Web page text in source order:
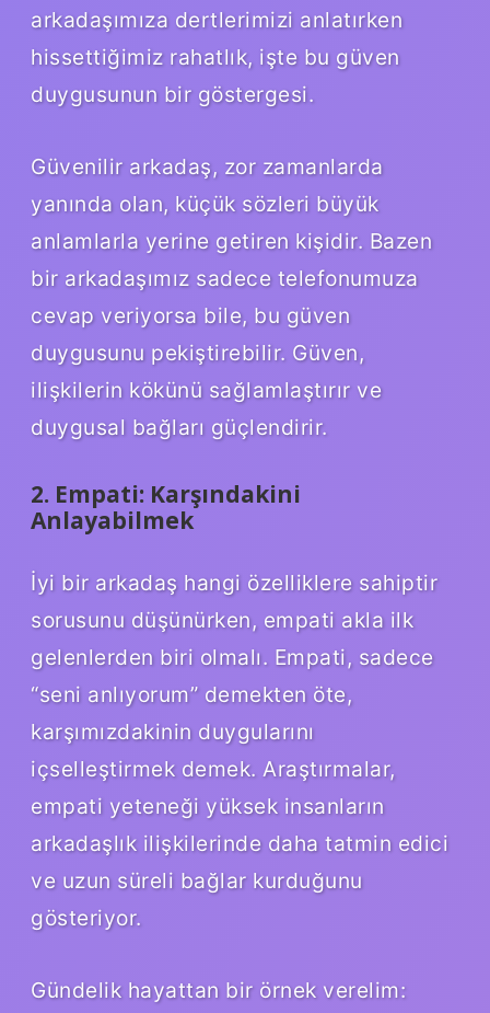
arkadaşımıza dertlerimizi anlatırken
hissettiğimiz rahatlık, işte bu güven
duygusunun bir göstergesi.
Güvenilir arkadaş, zor zamanlarda
yanında olan, küçük sözleri büyük
anlamlarla yerine getiren kişidir. Bazen
bir arkadaşımız sadece telefonumuza
cevap veriyorsa bile, bu güven
duygusunu pekiştirebilir. Güven,
ilişkilerin kökünü sağlamlaştırır ve
duygusal bağları güçlendirir.
2. Empati: Karşındakini
Anlayabilmek
İyi bir arkadaş hangi özelliklere sahiptir
sorusunu düşünürken, empati akla ilk
gelenlerden biri olmalı. Empati, sadece
“seni anlıyorum” demekten öte,
karşımızdakinin duygularını
içselleştirmek demek. Araştırmalar,
empati yeteneği yüksek insanların
arkadaşlık ilişkilerinde daha tatmin edici
ve uzun süreli bağlar kurduğunu
gösteriyor.
Gündelik hayattan bir örnek verelim: